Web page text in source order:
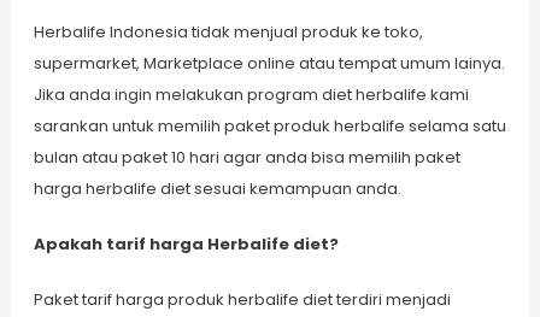
Herbalife Indonesia tidak menjual produk ke toko,
supermarket, Marketplace online atau tempat umum lainya.
Jika anda ingin melakukan program diet herbalife kami
sarankan untuk memilih paket produk herbalife selama satu
bulan atau paket 10 hari agar anda bisa memilih paket
harga herbalife diet sesuai kemampuan anda.
Apakah tarif harga Herbalife diet?
Paket tarif harga produk herbalife diet terdiri menjadi